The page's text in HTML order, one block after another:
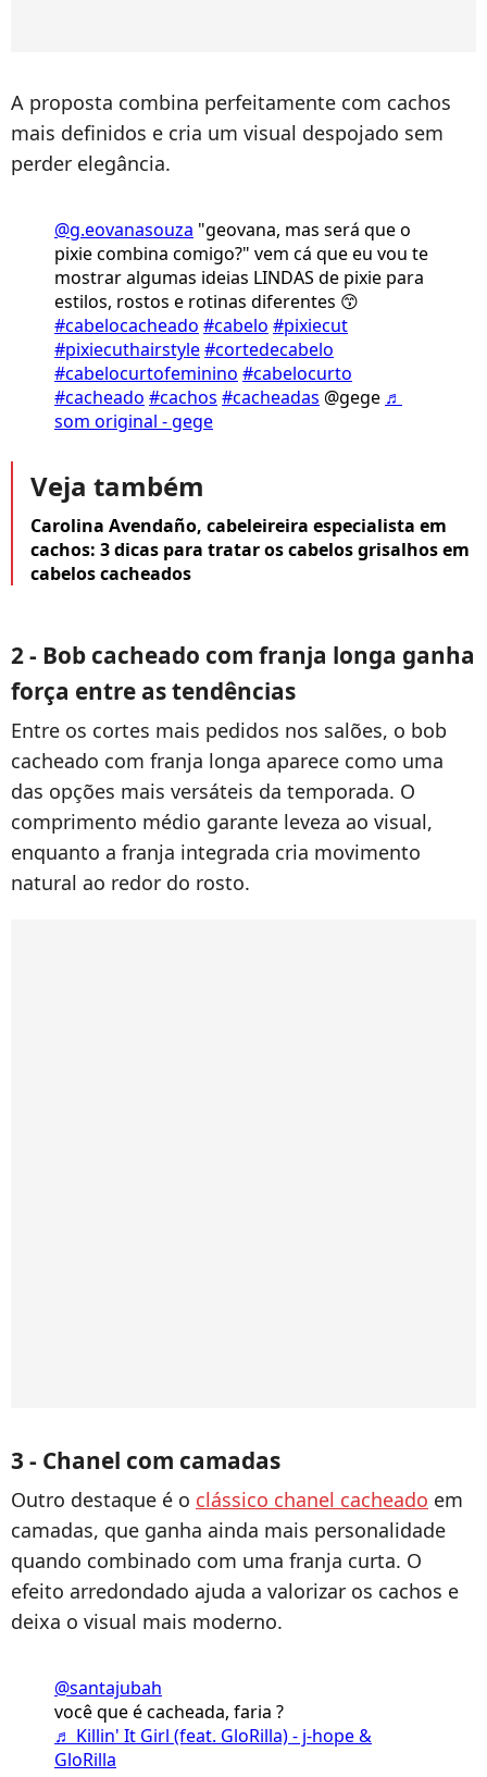
A proposta combina perfeitamente com cachos
mais definidos e cria um visual despojado sem
perder elegância.
@g.eovanasouza "geovana, mas será que o
pixie combina comigo?" vem cá que eu vou te
mostrar algumas ideias LINDAS de pixie para
estilos, rostos e rotinas diferentes 😙
#cabelocacheado #cabelo #pixiecut
#pixiecuthairstyle#cortedecabelo
#cabelocurtofeminino #cabelocurto
#cacheado #cachos #cacheadas @gege ♬
som original - gege
Veja também
Carolina Avendaño, cabeleireira especialista em
cachos: 3 dicas para tratar os cabelos grisalhos em
cabelos cacheados
2 - Bob cacheado com franja longa ganha
força entre as tendências
Entre os cortes mais pedidos nos salões, o bob
cacheado com franja longa aparece como uma
das opções mais versáteis da temporada. O
comprimento médio garante leveza ao visual,
enquanto a franja integrada cria movimento
natural ao redor do rosto.
3 - Chanel com camadas
Outro destaque é o clássico chanel cacheado em
camadas, que ganha ainda mais personalidade
quando combinado com uma franja curta. O
efeito arredondado ajuda a valorizar os cachos e
deixa o visual mais moderno.
@santajubah
você que é cacheada, faria ?
♬ Killin' It Girl (feat. GloRilla) - j-hope &
GloRilla